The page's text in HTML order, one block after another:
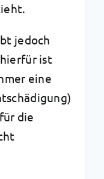
jedoch
ist
eine
die